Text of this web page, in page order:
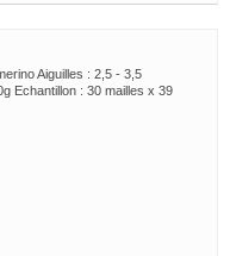
Aiguilles : 2,5 - 3,5
Echantillon : 30 mailles x 39